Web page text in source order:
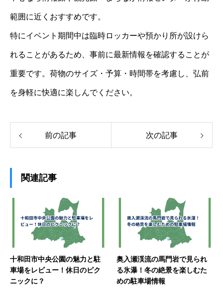
範囲に近くおすすめです。
特にイベント期間中は臨時ロッカーや預かり所が設けら
れることがあるため、事前に最新情報を確認することが
重要です。荷物のサイズ・予算・時間帯を考慮し、弘前
を身軽に快適に楽しんでください。
前の記事 次の記事
関連記事
十和田市中央公園の魅力と駐
車場をレビュー！休日のピク
ニックに？
奥入瀬渓流の馬門岩で見られ
る氷瀑！冬の絶景を楽しむた
めの駐車場情報